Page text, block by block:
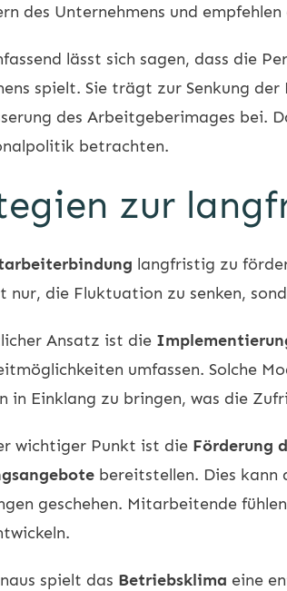
des Unternehmens und
lässt sich sagen, dass die
spielt. Sie trägt zur Senkung
des Arbeitgeberimages bei.
betrachten.
zur
langfristig zu
nur, die Fluktuation zu senken,
Ansatz ist die
umfassen. Solche
in Einklang zu bringen, was die
wichtiger Punkt ist die Förderung
bereitstellen. Dies kann
geschehen. Mitarbeitende
spielt das Betriebsklima eine